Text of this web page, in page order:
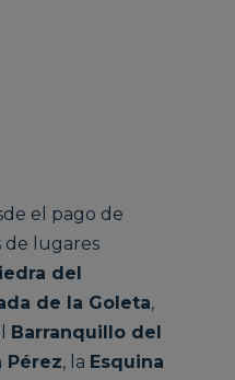
el pago de
de lugares
del
de la Goleta,
Barranquillo del
Pérez, la Esquina